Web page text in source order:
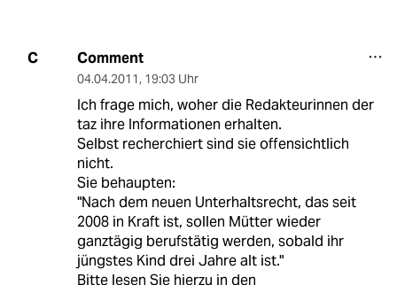
C Comment
04.04.2011, 19:03 Uhr
Ich frage mich, woher die Redakteurinnen der
taz ihre Informationen erhalten.
Selbst recherchiert sind sie offensichtlich
nicht.
Sie behaupten:
"Nach dem neuen Unterhaltsrecht, das seit
2008 in Kraft ist, sollen Mütter wieder
ganztägig berufstätig werden, sobald ihr
jüngstes Kind drei Jahre alt ist."
Bitte lesen Sie hierzu in den